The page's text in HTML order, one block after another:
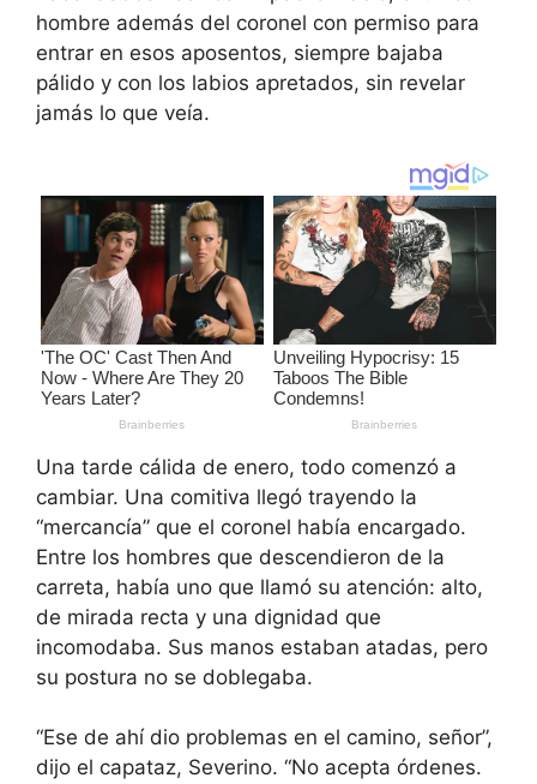
hombre además del coronel con permiso para
entrar en esos aposentos, siempre bajaba
pálido y con los labios apretados, sin revelar
jamás lo que veía.
Una tarde cálida de enero, todo comenzó a
cambiar. Una comitiva llegó trayendo la
“mercancía” que el coronel había encargado.
Entre los hombres que descendieron de la
carreta, había uno que llamó su atención: alto,
de mirada recta y una dignidad que
incomodaba. Sus manos estaban atadas, pero
su postura no se doblegaba.
“Ese de ahí dio problemas en el camino, señor”,
dijo el capataz, Severino. “No acepta órdenes.